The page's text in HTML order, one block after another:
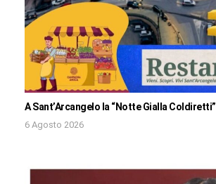
A Sant’Arcangelo la “Notte Gialla Coldiretti”
6 Agosto 2026